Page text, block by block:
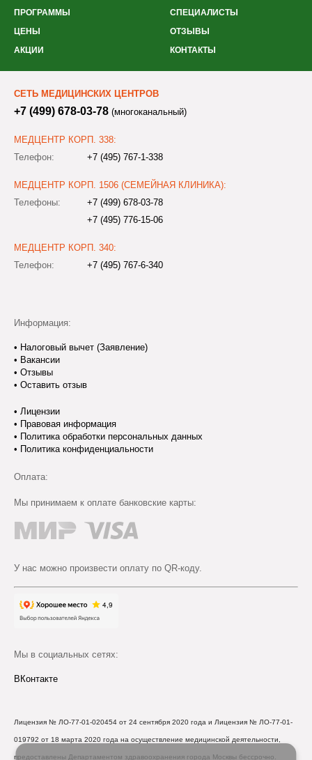
ПРОГРАММЫ
СПЕЦИАЛИСТЫ
ЦЕНЫ
ОТЗЫВЫ
АКЦИИ
КОНТАКТЫ
СЕТЬ МЕДИЦИНСКИХ ЦЕНТРОВ
+7 (499) 678-03-78 (многоканальный)
МЕДЦЕНТР КОРП. 338:
Телефон:
+7 (495) 767-1-338
МЕДЦЕНТР КОРП. 1506 (СЕМЕЙНАЯ КЛИНИКА):
Телефоны:
+7 (499) 678-03-78
+7 (495) 776-15-06
МЕДЦЕНТР КОРП. 340:
Телефон:
+7 (495) 767-6-340
Информация:
• Налоговый вычет (Заявление)
• Вакансии
• Отзывы
• Оставить отзыв
• Лицензии
• Правовая информация
• Политика обработки персональных данных
• Политика конфиденциальности
Оплата:
Мы принимаем к оплате банковские карты:
У нас можно произвести оплату по QR-коду.
Мы в социальных сетях:
ВКонтакте
Лицензия № ЛО-77-01-020454 от 24 сентября 2020 года и Лицензия № ЛО-77-01-
019792 от 18 марта 2020 года на осуществление медицинской деятельности,
предоставлены Департаментом здравоохранения города Москвы бессрочно.